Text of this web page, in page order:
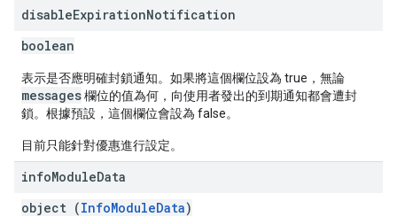
disableExpirationNotification
boolean
表示是否應明確封鎖通知。如果將這個欄位設為 true，無論
messages欄位的值為何，向使用者發出的到期通知都會遭封
鎖。根據預設，這個欄位會設為 false。
目前只能針對優惠進行設定。
infoModuleData
object (InfoModuleData)